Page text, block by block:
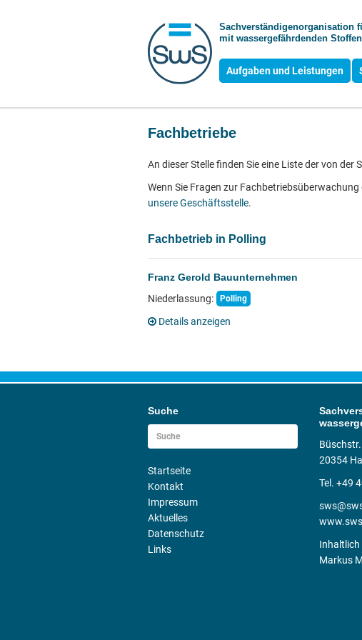
Sachverständigen­organisation
mit wasser­gefährdenden
Aufgaben und Leistungen
Fachbetriebe
An dieser Stelle finden Sie eine Liste der von der
Wenn Sie Fragen zur Fachbetriebsüberwachung
unsere Geschäftsstelle.
Fachbetrieb in Polling
Franz Gerold Bauunternehmen
Niederlassung:
Polling
Details anzeigen
Suche
Startseite
Kontakt
Impressum
Aktuelles
Datenschutz
Links
20354
Tel. +49
Inhaltlich
Markus